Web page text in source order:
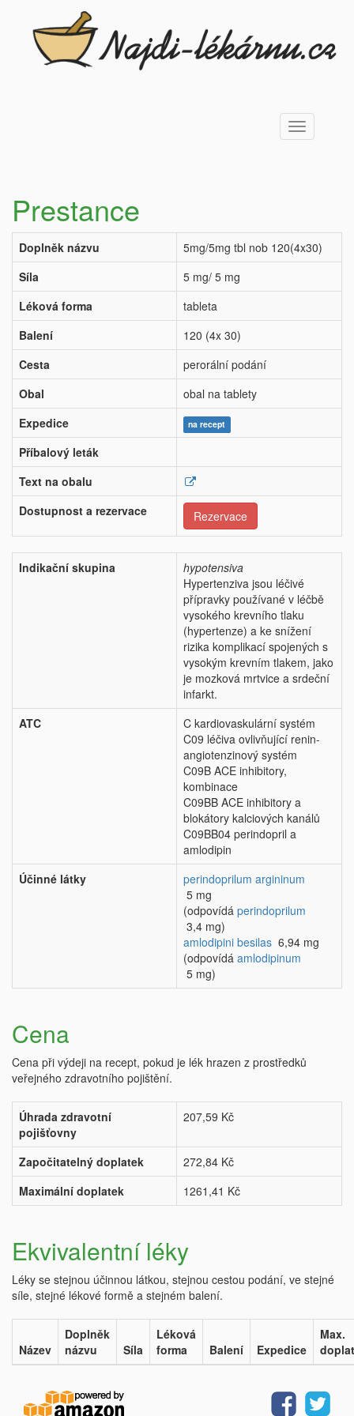
Toggle
navigation
Prestance
Doplněk názvu
5mg/5mg tbl nob 120(4x30)
Síla
5 mg/ 5 mg
Léková forma
tableta
Balení
120 (4x 30)
Cesta
perorální podání
Obal
obal na tablety
Expedice
na recept
Příbalový leták
Text na obalu
Dostupnost a rezervace
Rezervace
Indikační skupina
hypotensiva
Hypertenziva jsou léčivé
přípravky používané v léčbě
vysokého krevního tlaku
(hypertenze) a ke snížení
rizika komplikací spojených s
vysokým krevním tlakem, jako
je mozková mrtvice a srdeční
infarkt.
ATC
C kardiovaskulární systém
C09 léčiva ovlivňující renin-
angiotenzinový systém
C09B ACE inhibitory,
kombinace
C09BB ACE inhibitory a
blokátory kalciových kanálů
C09BB04 perindopril a
amlodipin
Účinné látky
perindoprilum argininum
5 mg
(odpovídá perindoprilum
3,4 mg)
amlodipini besilas 6,94 mg
(odpovídá amlodipinum
5 mg)
Cena
Cena při výdeji na recept, pokud je lék hrazen z prostředků
veřejného zdravotního pojištění.
Úhrada zdravotní
pojišťovny
207,59 Kč
Započitatelný doplatek
272,84 Kč
Maximální doplatek
1261,41 Kč
Ekvivalentní léky
Léky se stejnou účinnou látkou, stejnou cestou podání, ve stejné
síle, stejné lékové formě a stejném balení.
Název
Doplněk
názvu
Síla
Léková
forma
Balení Expedice
Max.